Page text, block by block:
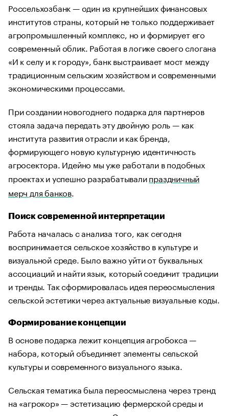
Россельхозбанк — один из крупнейших финансовых
институтов страны, который не только поддерживает
агропромышленный комплекс, но и формирует его
современный облик. Работая в логике своего слогана
«И к селу и к городу», банк выстраивает мост между
традиционным сельским хозяйством и современными
экономическими процессами.
При создании новогоднего подарка для партнеров
стояла задача передать эту двойную роль — как
института развития отрасли и как бренда,
формирующего новую культурную идентичность
агросектора. Идейно мы уже работали в подобных
проектах и успешно разрабатывалипраздничный
мерч для банков
Поиск современной интерпретации
Работа началась с анализа того, как сегодня
воспринимается сельское хозяйство в культуре и
визуальной среде. Было важно уйти от буквальных
ассоциаций и найти язык, который соединит традиции
и тренды. Так сформировалась идея переосмысления
сельской эстетики через актуальные визуальные коды.
Формирование концепции
В основе подарка лежит концепция агробокса —
набора, который объединяет элементы сельской
культуры и современного визуального языка.
Сельская тематика была переосмыслена через тренд
на «агрокор» — эстетизацию фермерской среды и